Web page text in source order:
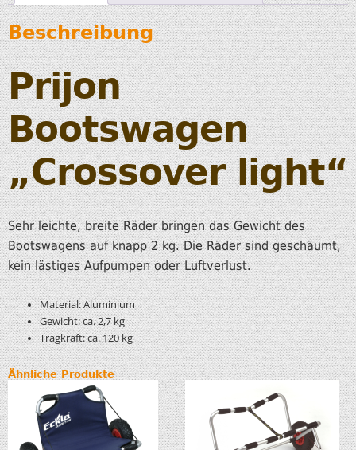
Beschreibung
Prijon
Bootswagen
„Crossover light“
Sehr leichte, breite Räder bringen das Gewicht des
Bootswagens auf knapp 2 kg. Die Räder sind geschäumt,
kein lästiges Aufpumpen oder Luftverlust.
Material: Aluminium
Gewicht: ca. 2,7 kg
Tragkraft: ca. 120 kg
Ähnliche Produkte